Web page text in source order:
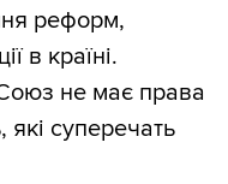
реформ,
в країні.
не має права
які суперечать